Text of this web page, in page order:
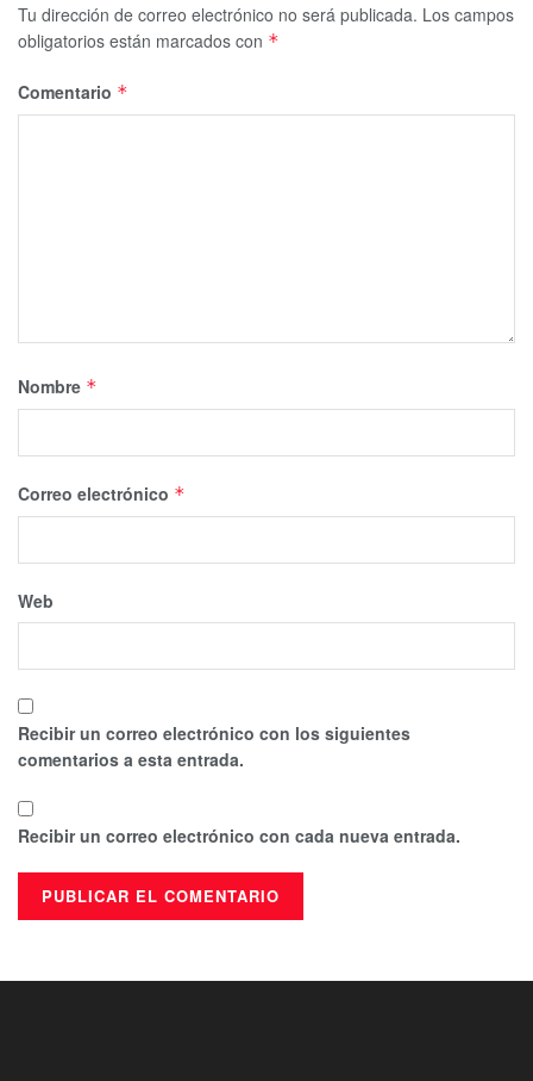
Tu dirección de correo electrónico no será publicada. Los campos
obligatorios están marcados con *
Comentario *
Nombre *
Correo electrónico *
Web
Recibir un correo electrónico con los siguientes
comentarios a esta entrada.
Recibir un correo electrónico con cada nueva entrada.